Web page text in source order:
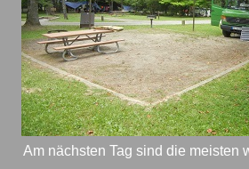
Am nächsten Tag sind die meisten